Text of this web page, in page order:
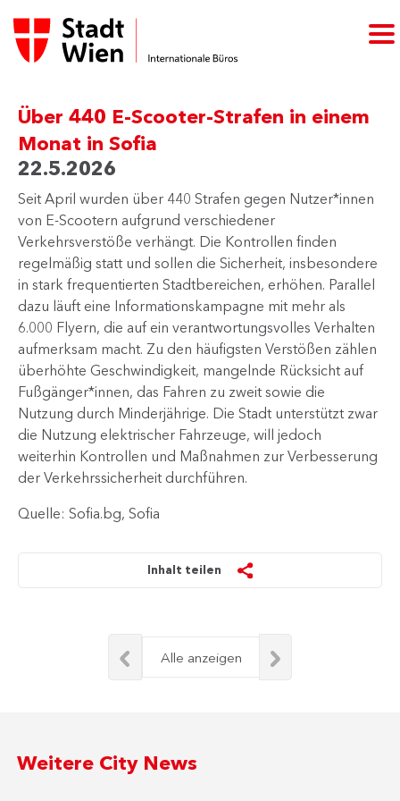
Über 440 E-Scooter-Strafen in einem
Monat in Sofia
22.5.2026
Seit April wurden über 440 Strafen gegen Nutzer*innen
von E-Scootern aufgrund verschiedener
Verkehrsverstöße verhängt. Die Kontrollen finden
regelmäßig statt und sollen die Sicherheit, insbesondere
in stark frequentierten Stadtbereichen, erhöhen. Parallel
dazu läuft eine Informationskampagne mit mehr als
6.000 Flyern, die auf ein verantwortungsvolles Verhalten
aufmerksam macht. Zu den häufigsten Verstößen zählen
überhöhte Geschwindigkeit, mangelnde Rücksicht auf
Fußgänger*innen, das Fahren zu zweit sowie die
Nutzung durch Minderjährige. Die Stadt unterstützt zwar
die Nutzung elektrischer Fahrzeuge, will jedoch
weiterhin Kontrollen und Maßnahmen zur Verbesserung
der Verkehrssicherheit durchführen.
Quelle: Sofia.bg, Sofia
Inhalt teilen
Alle anzeigen
Weitere City News